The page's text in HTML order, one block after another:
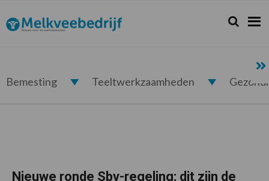
de
hoofdnavigatie
de
hoofd
de
eerste
de
voettekst
Melkveebedrijf.nl Zoeken...
Zoek
Bemesting Teeltwerkzaamheden
Nieuwe ronde Sbv-regeling: dit zijn de